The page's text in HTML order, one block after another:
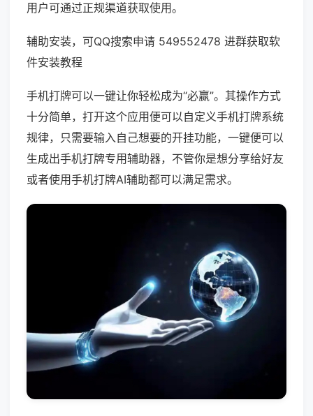
用户可通过正规渠道获取使用。
辅助安装，可QQ搜索申请 549552478 进群获取软
件安装教程
手机打牌可以一键让你轻松成为“必赢”。其操作方式
十分简单，打开这个应用便可以自定义手机打牌系统
规律，只需要输入自己想要的开挂功能，一键便可以
生成出手机打牌专用辅助器，不管你是想分享给好友
或者使用手机打牌AI辅助都可以满足需求。